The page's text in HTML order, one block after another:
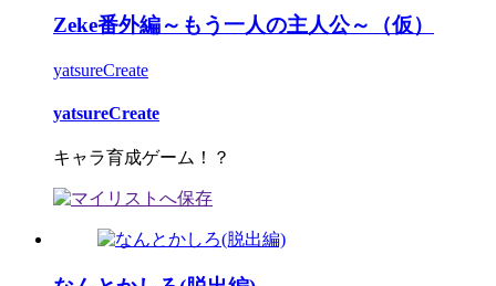
Zeke番外編～もう一人の主人公～（仮）
yatsureCreate
yatsureCreate
キャラ育成ゲーム！？